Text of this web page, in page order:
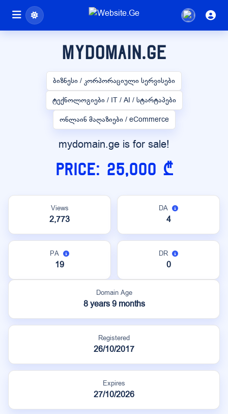
mydomain.ge
ბიზნესი / კორპორაციული სერვისები
ტექნოლოგიები / IT / AI / სტარტაპები
ონლაინ მაღაზიები / eCommerce
mydomain.ge is for sale!
Price: 25,000 ₾
Views
2,773
DA
4
PA
19
DR
0
Domain Age
8 years 9 months
Registered
26/10/2017
Expires
27/10/2026